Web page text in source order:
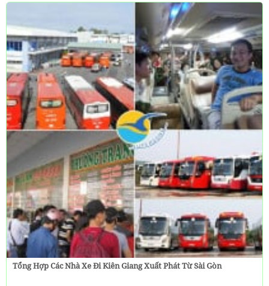
Tổng Hợp Các Nhà Xe Đi Kiên Giang Xuất Phát Từ Sài Gòn